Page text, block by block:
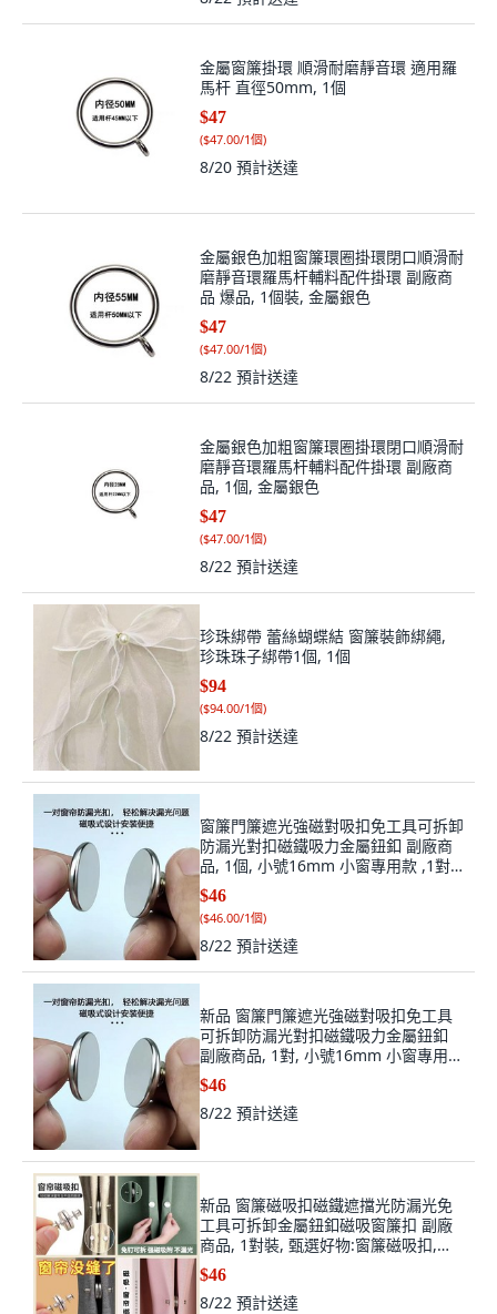
金屬窗簾掛環 順滑耐磨靜音環 適用羅
馬杆 直徑50mm, 1個
$47
($47.00/1個)
8/20 預計送達
金屬銀色加粗窗簾環圈掛環閉口順滑耐
磨靜音環羅馬杆輔料配件掛環 副廠商
品 爆品, 1個裝, 金屬銀色
$47
($47.00/1個)
8/22 預計送達
金屬銀色加粗窗簾環圈掛環閉口順滑耐
磨靜音環羅馬杆輔料配件掛環 副廠商
品, 1個, 金屬銀色
$47
($47.00/1個)
8/22 預計送達
珍珠綁帶 蕾絲蝴蝶結 窗簾裝飾綁繩,
珍珠珠子綁帶1個, 1個
$94
($94.00/1個)
8/22 預計送達
窗簾門簾遮光強磁對吸扣免工具可拆卸
防漏光對扣磁鐵吸力金屬鈕釦 副廠商
品, 1個, 小號16mm 小窗專用款 ,1對
免釘隨時可拆+簡易安裝
$46
($46.00/1個)
8/22 預計送達
新品 窗簾門簾遮光強磁對吸扣免工具
可拆卸防漏光對扣磁鐵吸力金屬鈕釦
副廠商品, 1對, 小號16mm 小窗專用款
,1對 免釘隨時可拆+簡易安裝, N/A
$46
8/22 預計送達
新品 窗簾磁吸扣磁鐵遮擋光防漏光免
工具可拆卸金屬鈕釦磁吸窗簾扣 副廠
商品, 1對裝, 甄選好物:窗簾磁吸扣,優
選材質:強磁吸附 1對裝 窗簾不漏光,
N/A
$46
8/22 預計送達